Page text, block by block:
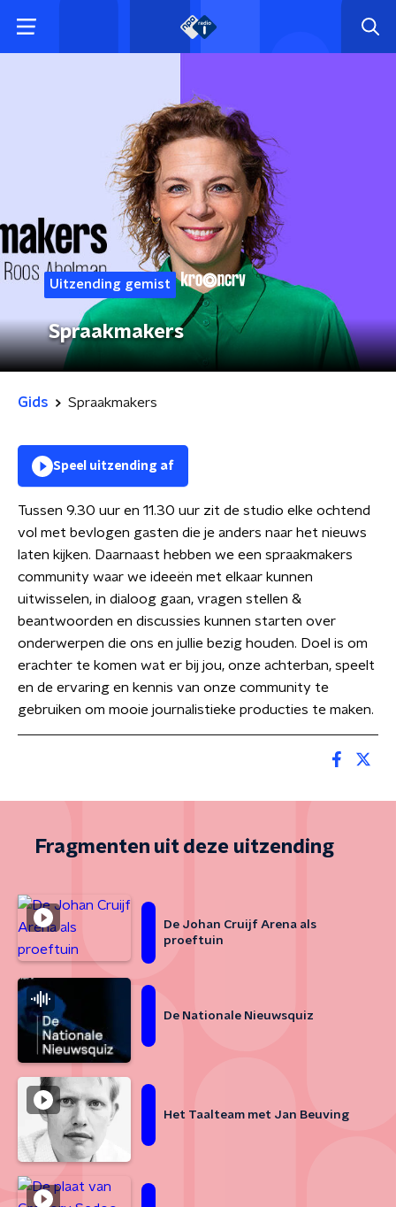
Uitzending gemist
Spraakmakers
Gids Spraakmakers
Speel uitzending af
Tussen 9.30 uur en 11.30 uur zit de studio elke ochtend
vol met bevlogen gasten die je anders naar het nieuws
laten kijken. Daarnaast hebben we een spraakmakers
community waar we ideeën met elkaar kunnen
uitwisselen, in dialoog gaan, vragen stellen &
beantwoorden en discussies kunnen starten over
onderwerpen die ons en jullie bezig houden. Doel is om
erachter te komen wat er bij jou, onze achterban, speelt
en de ervaring en kennis van onze community te
gebruiken om mooie journalistieke producties te maken.
Fragmenten uit deze uitzending
De Johan Cruijf Arena als
proeftuin
De Nationale Nieuwsquiz
Het Taalteam met Jan Beuving